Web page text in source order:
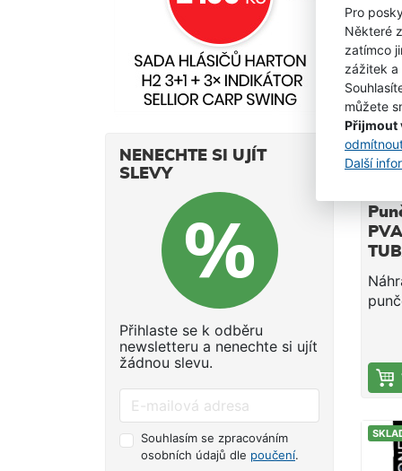
Pro
Některé
zatímco
zážitek a
můžete
Přijmout
Další
NENECHTE SI UJÍT
SLEVY
Přihlaste se k odběru
newsletteru a nenechte si ujít
žádnou slevu.
Souhlasím se zpracováním
osobních údajů dle poučení.
-